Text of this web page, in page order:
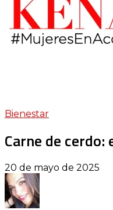
Bienestar
Carne de
20 de mayo de 2025